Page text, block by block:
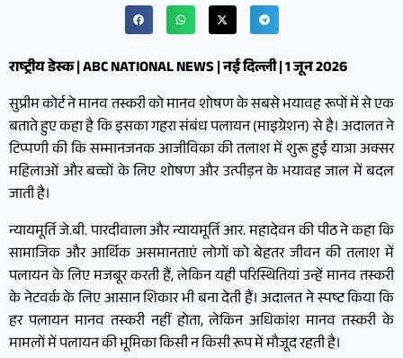
राष्ट्रीय डेस्क | ABC NATIONAL NEWS | नई दिल्ली | 1 जून 2026
सुप्रीम कोर्ट ने मानव तस्करी को मानव शोषण के सबसे भयावह रूपों में से एक
बताते हुए कहा है कि इसका गहरा संबंध पलायन (माइग्रेशन) से है। अदालत ने
टिप्पणी की कि सम्मानजनक आजीविका की तलाश में शुरू हुई यात्रा अक्सर
महिलाओं और बच्चों के लिए शोषण और उत्पीड़न के भयावह जाल में बदल
जाती है।
न्यायमूर्ति जे.बी. पारदीवाला और न्यायमूर्ति आर. महादेवन की पीठ ने कहा कि
सामाजिक और आर्थिक असमानताएं लोगों को बेहतर जीवन की तलाश में
पलायन के लिए मजबूर करती हैं, लेकिन यही परिस्थितियां उन्हें मानव तस्करी
के नेटवर्क के लिए आसान शिकार भी बना देती हैं। अदालत ने स्पष्ट किया कि
हर पलायन मानव तस्करी नहीं होता, लेकिन अधिकांश मानव तस्करी के
मामलों में पलायन की भूमिका किसी न किसी रूप में मौजूद रहती है।